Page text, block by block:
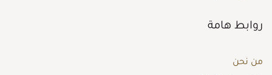
روابط هامة
من نحن